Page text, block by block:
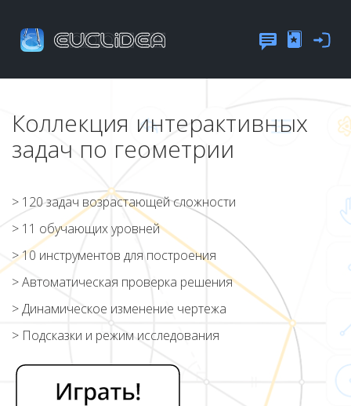
Коллекция интерактивных
задач по геометрии
> 120 задач возрастающей сложности
> 11 обучающих уровней
> 10 инструментов для построения
> Автоматическая проверка решения
> Динамическое изменение чертежа
> Подсказки и режим исследования